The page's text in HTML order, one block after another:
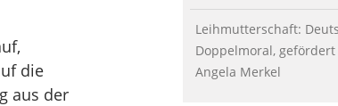
die
aus der
Leihmutterschaft:
Doppelmoral,
Angela Merkel